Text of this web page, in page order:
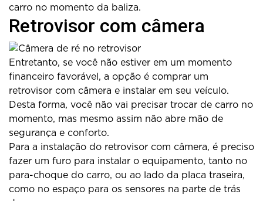
carro no momento da baliza.
Retrovisor com câmera
Entretanto, se você não estiver em um momento
financeiro favorável, a opção é comprar um
retrovisor com câmera e instalar em seu veículo.
Desta forma, você não vai precisar trocar de carro no
momento, mas mesmo assim não abre mão de
segurança e conforto.
Para a instalação do retrovisor com câmera, é preciso
fazer um furo para instalar o equipamento, tanto no
para-choque do carro, ou ao lado da placa traseira,
como no espaço para os sensores na parte de trás